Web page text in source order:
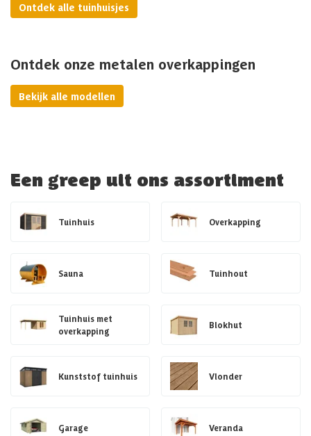
Ontdek alle tuinhuisjes
Ontdek onze metalen overkappingen
Bekijk alle modellen
Een greep uit ons assortiment
Tuinhuis Overkapping
Sauna Tuinhout
Tuinhuis met
overkapping
Blokhut
Kunststof tuinhuis Vlonder
Garage Veranda